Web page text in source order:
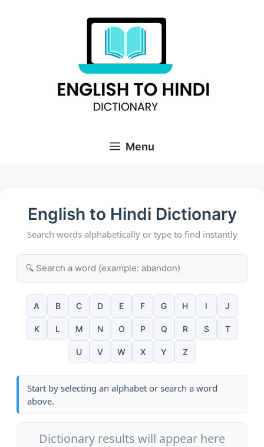
Menu
English to Hindi Dictionary
Search words alphabetically or type to find instantly
A B C D E F G H I J
K L M N O P Q R S T
U V W X Y Z
Start by selecting an alphabet or search a word
above.
Dictionary results will appear here